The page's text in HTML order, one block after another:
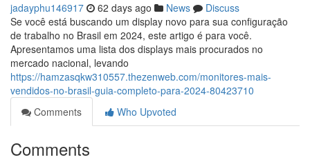
jadayphu146917 62 days ago News
Discuss
Se você está buscando um display novo para sua configuração
de trabalho no Brasil em 2024, este artigo é para você.
Apresentamos uma lista dos displays mais procurados no
mercado nacional, levando
https://hamzasqkw310557.thezenweb.com/monitores-mais-
vendidos-no-brasil-guia-completo-para-2024-80423710
Comments
Who Upvoted
Comments